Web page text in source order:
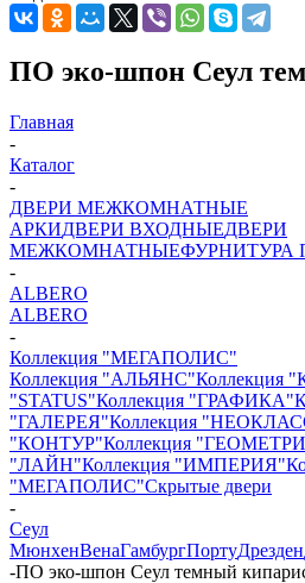
ПО эко-шпон Сеул
Главная
-
Каталог
-
ДВЕРИ МЕЖКОМНАТНЫЕ
АРКИДВЕРИ ВХОДНЫЕДВЕРИ
МЕЖКОМНАТНЫЕФУРНИТУРА
-
ALBERO
ALBERO
-
Коллекция "МЕГАПОЛИС"
Коллекция "АЛЬЯНС"Коллекция
"STATUS"Коллекция "ГРАФИКА"
"ГАЛЕРЕЯ"Коллекция
"КОНТУР"Коллекция
"ЛАЙН"Коллекция "ИМПЕРИЯ"
"МЕГАПОЛИС"Скрытые двери
-
Сеул
МюнхенВенаГамбургПортуДрезден
-ПО эко-шпон Сеул темный